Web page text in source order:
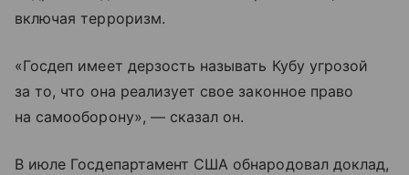
включая терроризм.
«Госдеп имеет дерзость называть Кубу угрозой
за то, что она реализует свое законное право
на самооборону», — сказал он.
В июле Госдепартамент США обнародовал доклад,